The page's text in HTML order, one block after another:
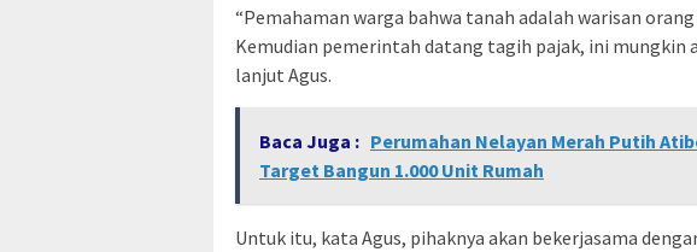
“Pemahaman warga bahwa tanah adalah warisan
Kemudian pemerintah datang tagih pajak, ini mungkin
lanjut Agus.
Baca Juga : Perumahan Nelayan Merah Putih
Target Bangun 1.000 Unit Rumah
Untuk itu, kata Agus, pihaknya akan bekerjasama